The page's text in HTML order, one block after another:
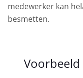
medewerker kan
besmetten.